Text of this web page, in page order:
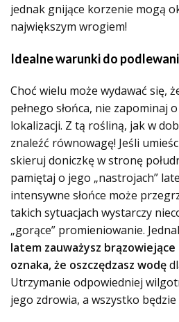
jednak gnijące korzenie mogą
największym wrogiem!
Idealne warunki do
Choć wielu może wydawać się,
pełnego słońca, nie zapominaj
lokalizacji. Z tą rośliną, jak w
znaleźć równowagę! Jeśli
skieruj doniczkę w stronę
pamiętaj o jego „nastrojach”
intensywne słońce może
takich sytuacjach wystarczy
„gorące” promieniowanie.
latem zauważysz
oznaka, że oszczędzasz wodę
Utrzymanie odpowiedniej
jego zdrowia, a wszystko